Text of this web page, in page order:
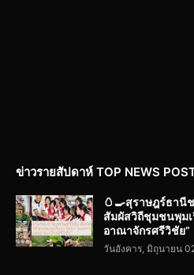
ข่าวรายสัปดาห์ TOP NEWS
🥚🍳สุราษฎร์ธานี
สัมผัสวิถีชุมชนพุมเ
อาณาจักรศรีวิชัย”
วันอังคาร, มิถุนายน